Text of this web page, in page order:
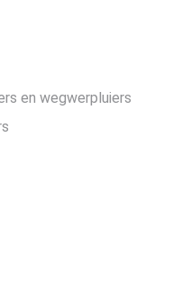
en wegwerpluiers